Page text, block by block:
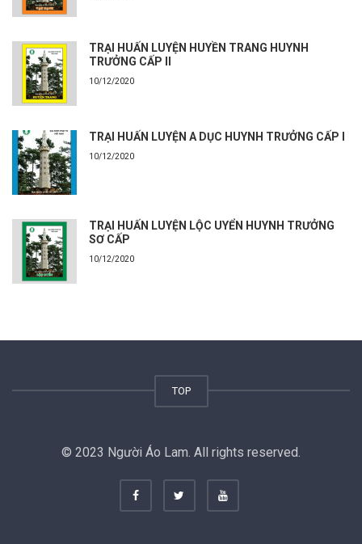
TRẠI HUẤN LUYỆN HUYỀN TRANG HUYNH
TRƯỞNG CẤP II
10/12/2020
TRẠI HUẤN LUYỆN A DỤC HUYNH TRƯỞNG CẤP I
10/12/2020
TRẠI HUẤN LUYỆN LỘC UYỂN HUYNH TRƯỞNG
SƠ CẤP
10/12/2020
TOP
© 2023 Người Áo Lam. All rights reserved.